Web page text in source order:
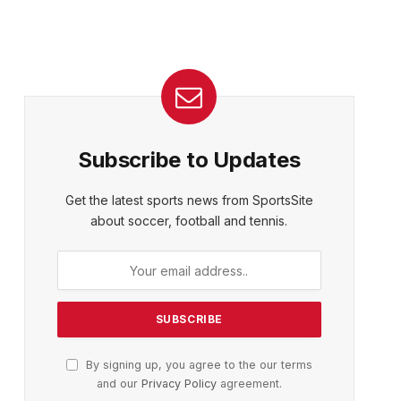
Subscribe to Updates
Get the latest sports news from SportsSite
about soccer, football and tennis.
By signing up, you agree to the our terms
and our Privacy Policyagreement.